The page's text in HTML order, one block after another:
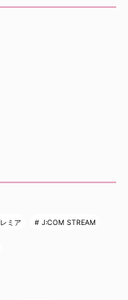
ミア J:COM STREAM